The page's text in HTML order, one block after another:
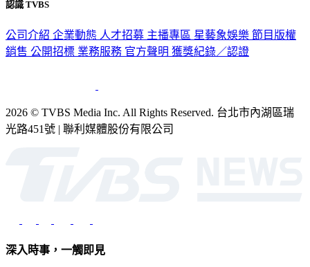
認識 TVBS
公司介紹 企業動態 人才招募 主播專區 星藝象娛樂 節目版權
銷售 公開招標 業務服務 官方聲明 獲獎紀錄／認證
2026 © TVBS Media Inc. All Rights Reserved. 台北市內湖區瑞
光路451號 | 聯利媒體股份有限公司
深入時事，一觸即見